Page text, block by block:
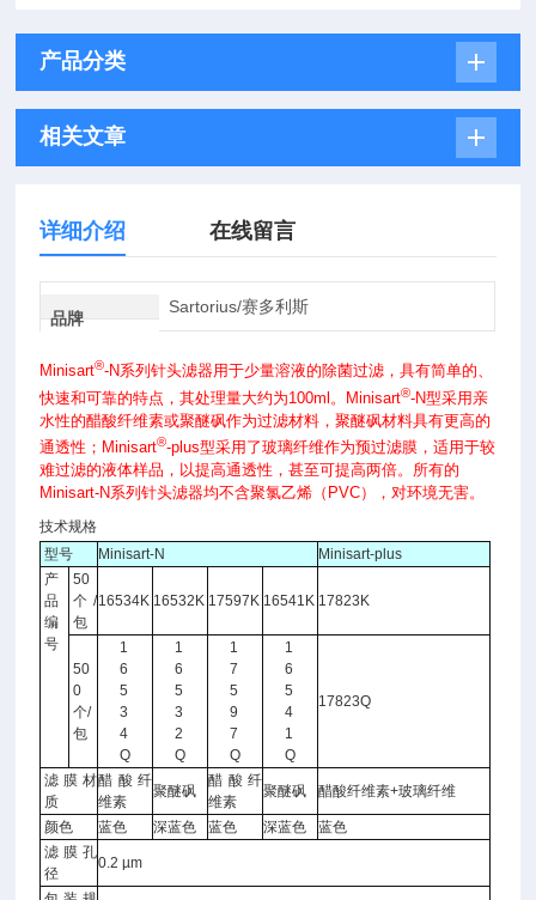
产品分类
相关文章
详细介绍 在线留言
品牌
Sartorius/赛多利斯
Minisart®-N系列针头滤器用于少量溶液的除菌过滤，具有简单的、
快速和可靠的特点，其处理量大约为100ml。Minisart®-N型采用亲
水性的醋酸纤维素或聚醚砜作为过滤材料，聚醚砜材料具有更高的
通透性；Minisart®-plus型采用了玻璃纤维作为预过滤膜，适用于较
难过滤的液体样品，以提高通透性，甚至可提高两倍。所有的
Minisart-N系列针头滤器均不含聚氯乙烯（PVC），对环境无害。
技术规格
型号
Minisart-N
Minisart-plus
产
品
编
号
50
个/
包
16534K 16532K 17597K 16541K 17823K
50
0
个/
包
1
6
5
3
4
Q
1
6
5
3
2
Q
1
7
5
9
7
Q
1
6
5
4
1
Q
17823Q
滤膜材
质
醋酸纤
维素
聚醚砜
醋酸纤
维素
聚醚砜 醋酸纤维素+玻璃纤维
颜色 蓝色 深蓝色 蓝色 深蓝色
蓝色
滤膜孔
径
0.2 µm